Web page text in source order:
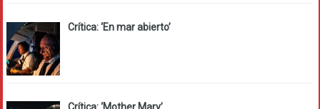
Crítica: ‘En mar abierto’